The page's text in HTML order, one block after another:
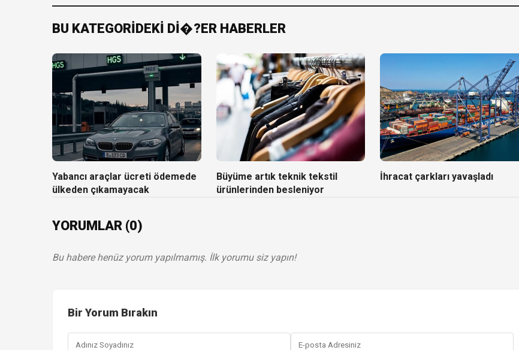
BU KATEGORİDEKİ Dİ�?ER HABERLER
Yabancı araçlar ücreti ödemede
ülkeden çıkamayacak
Büyüme artık teknik tekstil
ürünlerinden besleniyor
İhracat çarkları yavaşladı
YORUMLAR (0)
Bu habere henüz yorum yapılmamış. İlk yorumu siz yapın!
Bir Yorum Bırakın